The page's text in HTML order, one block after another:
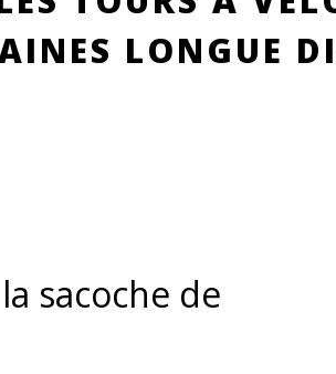
LONGUE
sacoche de